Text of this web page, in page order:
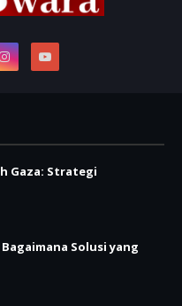
Gaza: Strategi
Solusi yang